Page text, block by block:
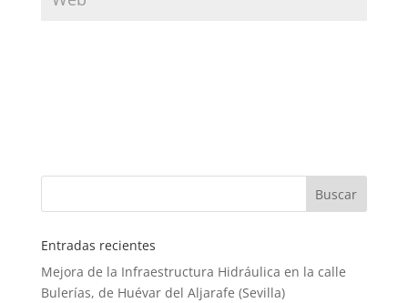
Entradas recientes
Mejora de la Infraestructura Hidráulica en la calle
Bulerías, de Huévar del Aljarafe (Sevilla)